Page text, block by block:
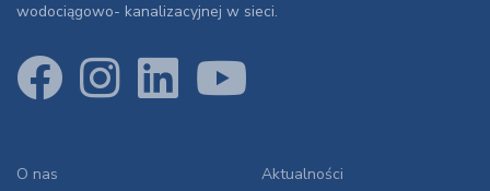
wodociągowo- kanalizacyjnej w sieci.
O nas
Aktualności